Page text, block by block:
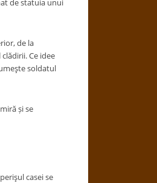
de statuia unui
de la
Ce idee
soldatul
și se
casei se